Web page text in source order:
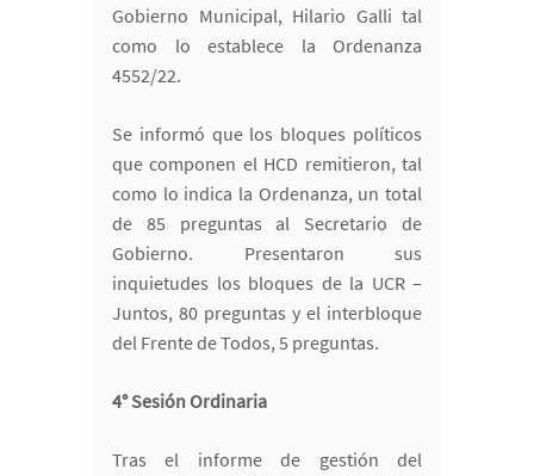
Gobierno Municipal, Hilario Galli tal
como lo establece la Ordenanza
4552/22.
Se informó que los bloques políticos
que componen el HCD remitieron, tal
como lo indica la Ordenanza, un total
de 85 preguntas al Secretario de
Gobierno. Presentaron sus
inquietudes los bloques de la UCR –
Juntos, 80 preguntas y el interbloque
del Frente de Todos, 5 preguntas.
4° Sesión Ordinaria
Tras el informe de gestión del